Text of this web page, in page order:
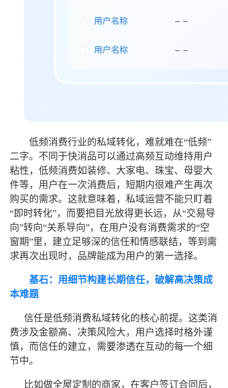
低频消费行业的私域转化，难就难在“低频”
二字。不同于快消品可以通过高频互动维持用户
粘性，低频消费如装修、大家电、珠宝、母婴大
件等，用户在一次消费后，短期内很难产生再次
购买的需求。这就意味着，私域运营不能只盯着
“即时转化”，而要把目光放得更长远，从“交易导
向”转向“关系导向”，在用户没有消费需求的“空
窗期”里，建立足够深的信任和情感联结，等到需
求再次出现时，品牌能成为用户的第一选择。
基石：用细节构建长期信任，破解高决策成
本难题
信任是低频消费私域转化的核心前提。这类消
费涉及金额高、决策风险大，用户选择时格外谨
慎，而信任的建立，需要渗透在互动的每一个细
节中。
比如做全屋定制的商家，在客户签订合同后，